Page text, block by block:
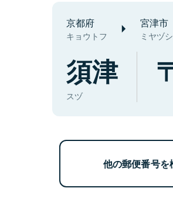
京都府
キョウトフ
宮津市
ミヤヅシ
須津
スヅ
他の郵便番号を